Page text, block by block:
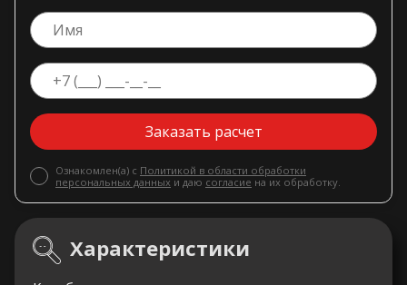
Заказать расчет
Ознакомлен(а) с Политикой в области обработки
персональных данных и даю согласие на их обработку.
Характеристики